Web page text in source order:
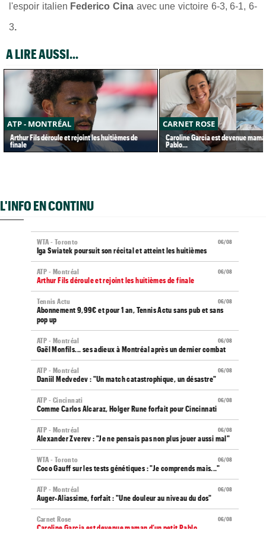
l'espoir italien Federico Cina avec une victoire 6-3, 6-1, 6-
3.
A LIRE AUSSI...
ATP - MONTRÉAL
Arthur Fils déroule et rejoint les huitièmes de
finale
CARNET ROSE
Caroline Garcia est devenue
Pablo...
L'INFO EN CONTINU
06/08
WTA - Toronto
Iga Swiatek poursuit son récital et atteint les huitièmes
06/08
ATP - Montréal
Arthur Fils déroule et rejoint les huitièmes de finale
06/08
Tennis Actu
Abonnement 9,99€ et pour 1 an, Tennis Actu sans pub et sans
pop up
06/08
ATP - Montréal
Gaël Monfils... ses adieux à Montréal après un dernier combat
06/08
ATP - Montréal
Daniil Medvedev : "Un match catastrophique, un désastre"
06/08
ATP - Cincinnati
Comme Carlos Alcaraz, Holger Rune forfait pour Cincinnati
06/08
ATP - Montréal
Alexander Zverev : "Je ne pensais pas non plus jouer aussi mal"
06/08
WTA - Toronto
Coco Gauff sur les tests génétiques : "Je comprends mais..."
06/08
ATP - Montréal
Auger-Aliassime, forfait : "Une douleur au niveau du dos"
06/08
Carnet Rose
Caroline Garcia est devenue maman d’un petit Pablo...